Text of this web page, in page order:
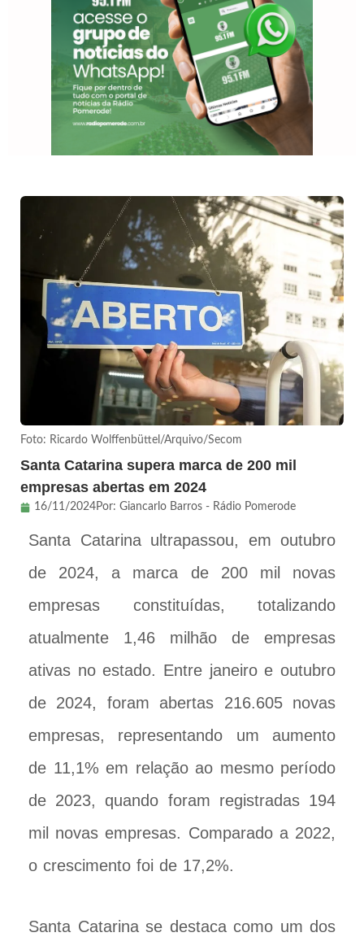
Foto: Ricardo Wolffenbüttel/Arquivo/Secom
Santa Catarina supera marca de 200 mil
empresas abertas em 2024
16/11/2024Por: Giancarlo Barros - Rádio Pomerode
Santa Catarina ultrapassou, em outubro
de 2024, a marca de 200 mil novas
empresas constituídas, totalizando
atualmente 1,46 milhão de empresas
ativas no estado. Entre janeiro e outubro
de 2024, foram abertas 216.605 novas
empresas, representando um aumento
de 11,1% em relação ao mesmo período
de 2023, quando foram registradas 194
mil novas empresas. Comparado a 2022,
o crescimento foi de 17,2%.
Santa Catarina se destaca como um dos